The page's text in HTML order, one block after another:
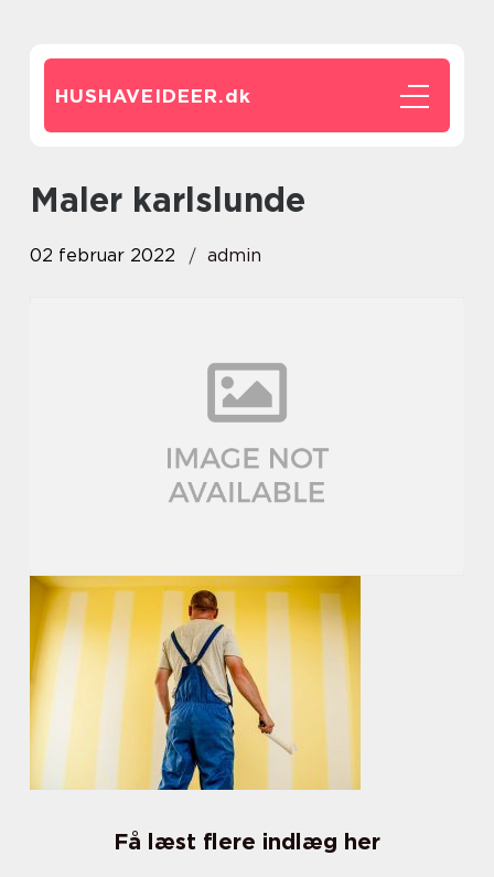
HUSHAVEIDEER.dk
maler karlslunde
02 februar 2022 admin
Få læst flere indlæg her